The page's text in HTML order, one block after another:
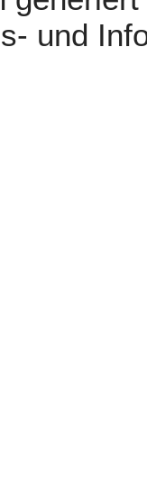
und